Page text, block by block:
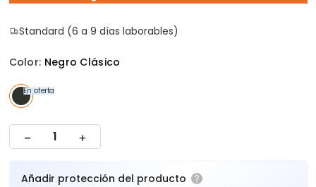
Standard (6 a 9 días laborables)
Color: Negro Clásico
En oferta
Añadir protección del producto